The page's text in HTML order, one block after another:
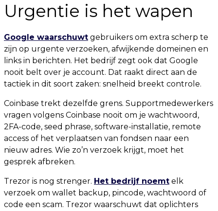
Urgentie is het wapen
Google waarschuwt gebruikers om extra scherp te
zijn op urgente verzoeken, afwijkende domeinen en
links in berichten. Het bedrijf zegt ook dat Google
nooit belt over je account. Dat raakt direct aan de
tactiek in dit soort zaken: snelheid breekt controle.
Coinbase trekt dezelfde grens. Supportmedewerkers
vragen volgens Coinbase nooit om je wachtwoord,
2FA-code, seed phrase, software-installatie, remote
access of het verplaatsen van fondsen naar een
nieuw adres. Wie zo’n verzoek krijgt, moet het
gesprek afbreken.
Trezor is nog strenger. Het bedrijf noemt elk
verzoek om wallet backup, pincode, wachtwoord of
code een scam. Trezor waarschuwt dat oplichters